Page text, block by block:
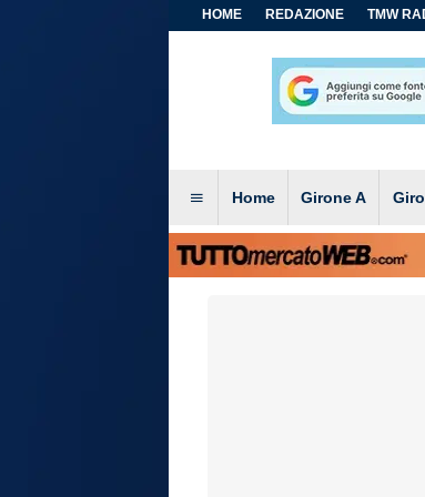
HOME REDAZIONE TMW
Home Girone A